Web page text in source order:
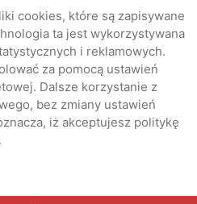
cookies, które są zapisywane
ta jest wykorzystywana
i reklamowych.
za pomocą ustawień
Dalsze korzystanie z
bez zmiany ustawień
iż akceptujesz politykę